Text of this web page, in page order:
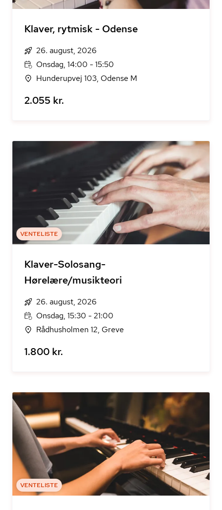
Klaver, rytmisk - Odense
26. august, 2026
Onsdag, 14:00 - 15:50
Hunderupvej 103, Odense M
2.055 kr.
VENTELISTE
Klaver-Solosang-
Hørelære/musikteori
26. august, 2026
Onsdag, 15:30 - 21:00
Rådhusholmen 12, Greve
1.800 kr.
VENTELISTE